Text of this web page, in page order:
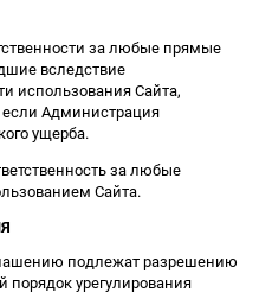
за любые прямые
вследствие
использования Сайта,
Администрация
ущерба.
за любые
Сайта.
подлежат разрешению
порядок урегулирования